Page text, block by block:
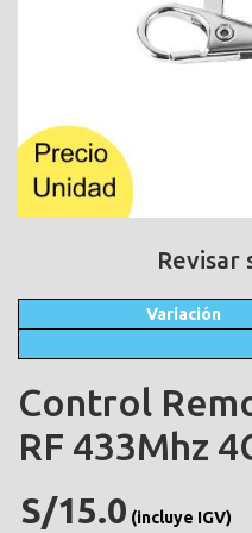
Revisar
Variación
Control
RF 433Mhz
S/15.0 (incluye IGV)